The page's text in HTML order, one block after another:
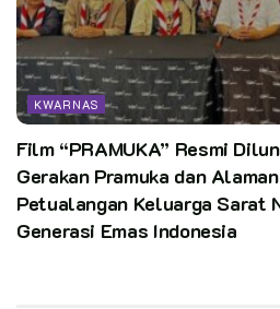
KWARNAS
Film “PRAMUKA” Resmi
Gerakan Pramuka dan
Petualangan Keluarga Sarat
Generasi Emas Indonesia